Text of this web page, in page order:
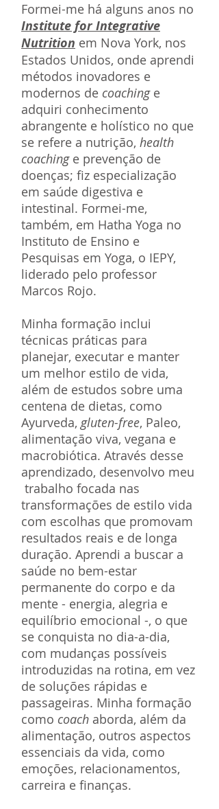
Formei-me há alguns anos no
Institute for Integrative
Nutrition em Nova York, nos
Estados Unidos, onde aprendi
métodos inovadores e
modernos de coachinge
adquiri conhecimento
abrangente e holístico no que
se refere a nutrição, health
coachinge prevenção de
doenças; fiz especialização
em saúde digestiva e
intestinal. Formei-me,
também, em Hatha Yoga no
Instituto de Ensino e
Pesquisas em Yoga, o IEPY,
liderado pelo professor
Marcos Rojo.
Minha formação inclui
técnicas práticas para
planejar, executar e manter
um melhor estilo de vida,
além de estudos sobre uma
centena de dietas, como
Ayurveda,gluten-free, Paleo,
alimentação viva, vegana e
macrobiótica. Através desse
aprendizado, desenvolvo meu
trabalho focada nas
transformações de estilo vida
com escolhas que promovam
resultados reais e de longa
duração. Aprendi a buscar a
saúde no bem-estar
permanente do corpo e da
mente - energia, alegria e
equilíbrio emocional -, o que
se conquista no dia-a-dia,
com mudanças possíveis
introduzidas na rotina, em vez
de soluções rápidas e
passageiras. Minha formação
como coach aborda, além da
alimentação, outros aspectos
essenciais da vida, como
emoções, relacionamentos,
carreira e finanças.